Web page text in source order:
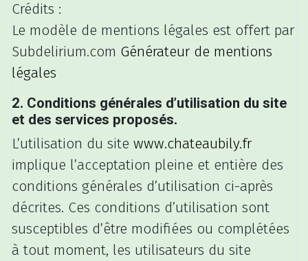
Crédits :
Le modèle de mentions légales est offert par
Subdelirium.com Générateur de mentions
légales
2. Conditions générales d’utilisation du site
et des services proposés.
L’utilisation du site www.chateaubily.fr
implique l’acceptation pleine et entière des
conditions générales d’utilisation ci-après
décrites. Ces conditions d’utilisation sont
susceptibles d’être modifiées ou complétées
à tout moment, les utilisateurs du site